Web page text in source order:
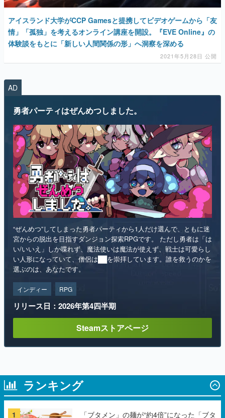
その他
電ファミニコゲーマーとは？
体験談をもとに「新しい人間関係の形」へ洞察を深める
2021年5月28日 公開
AD
“ぜんめつ”してしまった勇者パーティから1人だけ選んで、ともに迷
宮からの脱出を目指すダンジョン探索RPGです。 ただし勇者は「は
い/いいえ」しか喋れず、魔法使いは魔法が使えず、戦士は可愛らし
選ぶのは、あなたです。
インディー RPG
リリース日：2026年第4四半期
ランキング
1
「ブタメン」の麺が“約4倍”になった「ブタ
メン超BIG」が登場。8月11日より全国のセ
ブンイレブンで順次発売